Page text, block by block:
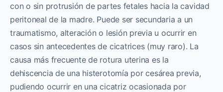
con o sin protrusión de partes fetales hacia la cavidad
peritoneal de la madre. Puede ser secundaria a un
traumatismo, alteración o lesión previa u ocurrir en
casos sin antecedentes de cicatrices (muy raro). La
causa más frecuente de rotura uterina es la
dehiscencia de una histerotomía por cesárea previa,
pudiendo ocurrir en una cicatriz ocasionada por